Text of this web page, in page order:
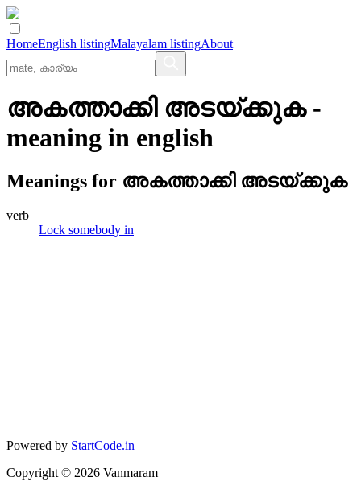
HomeEnglish listingMalayalam listingAbout
അകത്താക്കി അടയ്‌ക്കുക-
meaning in english
Meanings for അകത്താക്കി അടയ്‌ക്കുക
verb
Lock somebody in
Powered by StartCode.in
Copyright © 2026 Vanmaram